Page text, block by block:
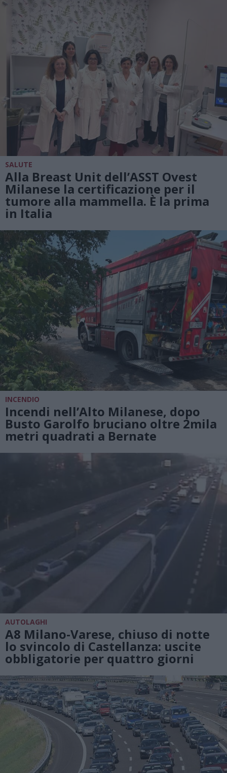
SALUTE
Alla Breast Unit dell’ASST Ovest
Milanese la certificazione per il
tumore alla mammella. È la prima
in Italia
INCENDIO
Incendi nell’Alto Milanese, dopo
Busto Garolfo bruciano oltre 2mila
metri quadrati a Bernate
AUTOLAGHI
A8 Milano-Varese, chiuso di notte
lo svincolo di Castellanza: uscite
obbligatorie per quattro giorni